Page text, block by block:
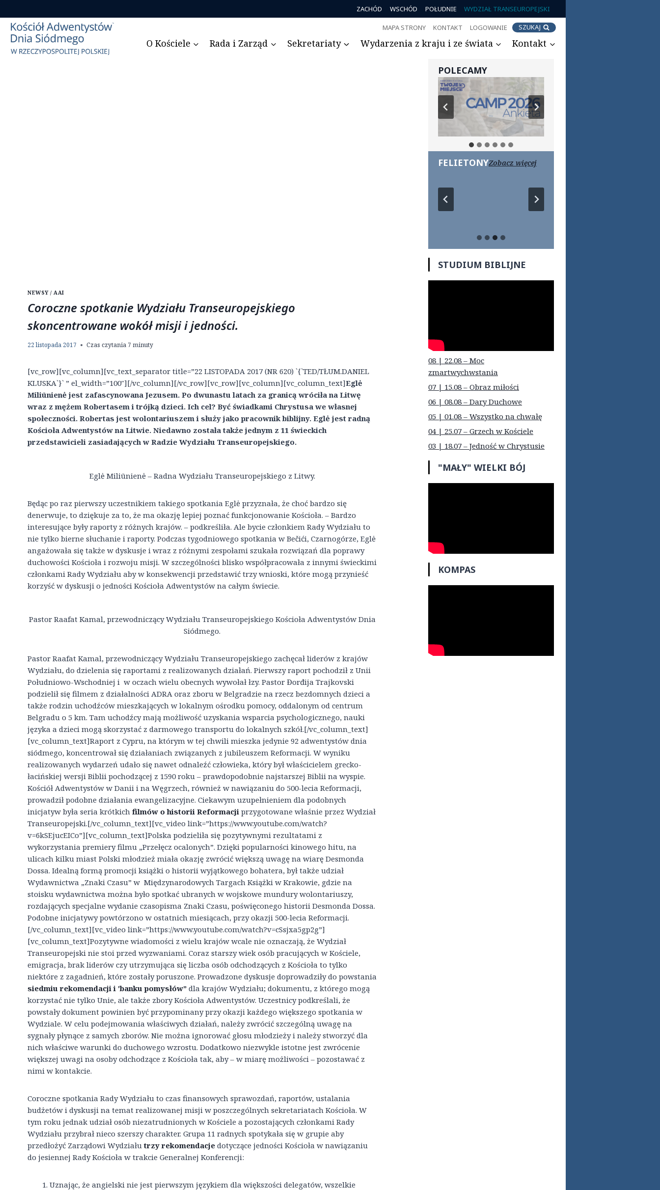
do
treści
ZACHÓD WSCHÓD POŁUDNIE WYDZIAŁ TRANSEUROPEJSKI
MAPA STRONY KONTAKT LOGOWANIE SZUKAJ
O Kościele Rada i Zarząd Sekretariaty Wydarzenia z kraju i ze świata Kontakt
NEWSY / AAI
Coroczne spotkanie Wydziału Transeuropejskiego
skoncentrowane wokół misji i jedności.
22 listopada 2017 Czas czytania 7 minuty
[vc_row][vc_column][vc_text_separator title=”22 LISTOPADA 2017 (NR 620) `{`TED/TŁUM.DANIEL
KLUSKA`}` ” el_width=”100″][/vc_column][/vc_row][vc_row][vc_column][vc_column_text]Eglė
Miliūnienė jest zafascynowana Jezusem. Po dwunastu latach za granicą wróciła na Litwę
wraz z mężem Robertasem i trójką dzieci. Ich cel? Być świadkami Chrystusa we własnej
społeczności. Robertas jest wolontariuszem i służy jako pracownik biblijny. Eglė jest radną
Kościoła Adwentystów na Litwie. Niedawno została także jednym z 11 świeckich
przedstawicieli zasiadających w Radzie Wydziału Transeuropejskiego.
Eglė Miliūnienė – Radna Wydziału Transeuropejskiego z Litwy.
Będąc po raz pierwszy uczestnikiem takiego spotkania Eglė przyznała, że choć bardzo się
denerwuje, to dziękuje za to, że ma okazję lepiej poznać funkcjonowanie Kościoła. – Bardzo
interesujące były raporty z różnych krajów. – podkreśliła. Ale bycie członkiem Rady Wydziału to
nie tylko bierne słuchanie i raporty. Podczas tygodniowego spotkania w Bečići, Czarnogórze, Eglė
angażowała się także w dyskusje i wraz z różnymi zespołami szukała rozwiązań dla poprawy
duchowości Kościoła i rozwoju misji. W szczególności blisko współpracowała z innymi świeckimi
członkami Rady Wydziału aby w konsekwencji przedstawić trzy wnioski, które mogą przynieść
korzyść w dyskusji o jedności Kościoła Adwentystów na całym świecie.
Pastor Raafat Kamal, przewodniczący Wydziału Transeuropejskiego Kościoła Adwentystów Dnia
Siódmego.
Pastor Raafat Kamal, przewodniczący Wydziału Transeuropejskiego zachęcał liderów z krajów
Wydziału, do dzielenia się raportami z realizowanych działań. Pierwszy raport pochodził z Unii
Południowo-Wschodniej i w oczach wielu obecnych wywołał łzy. Pastor Đorđija Trajkovski
podzielił się filmem z działalności ADRA oraz zboru w Belgradzie na rzecz bezdomnych dzieci a
także rodzin uchodźców mieszkających w lokalnym ośrodku pomocy, oddalonym od centrum
Belgradu o 5 km. Tam uchodźcy mają możliwość uzyskania wsparcia psychologicznego, nauki
języka a dzieci mogą skorzystać z darmowego transportu do lokalnych szkół.[/vc_column_text]
[vc_column_text]Raport z Cypru, na którym w tej chwili mieszka jedynie 92 adwentystów dnia
siódmego, koncentrował się działaniach związanych z jubileuszem Reformacji. W wyniku
realizowanych wydarzeń udało się nawet odnaleźć człowieka, który był właścicielem grecko-
łacińskiej wersji Biblii pochodzącej z 1590 roku – prawdopodobnie najstarszej Biblii na wyspie.
Kościół Adwentystów w Danii i na Węgrzech, również w nawiązaniu do 500-lecia Reformacji,
prowadził podobne działania ewangelizacyjne. Ciekawym uzupełnieniem dla podobnych
inicjatyw była seria krótkich filmów o historii Reformacji przygotowane właśnie przez Wydział
Transeuropejski.[/vc_column_text][vc_video link=”https://www.youtube.com/watch?
v=6kSEjucEICo”][vc_column_text]Polska podzieliła się pozytywnymi rezultatami z
wykorzystania premiery filmu „Przełęcz ocalonych”. Dzięki popularności kinowego hitu, na
ulicach kilku miast Polski młodzież miała okazję zwrócić większą uwagę na wiarę Desmonda
Dossa. Idealną formą promocji książki o historii wyjątkowego bohatera, był także udział
Wydawnictwa „Znaki Czasu” w Międzynarodowych Targach Książki w Krakowie, gdzie na
stoisku wydawnictwa można było spotkać ubranych w wojskowe mundury wolontariuszy,
rozdających specjalne wydanie czasopisma Znaki Czasu, poświęconego historii Desmonda Dossa.
Podobne inicjatywy powtórzono w ostatnich miesiącach, przy okazji 500-lecia Reformacji.
[/vc_column_text][vc_video link=”https://www.youtube.com/watch?v=cSsjxa5gp2g”]
[vc_column_text]Pozytywne wiadomości z wielu krajów wcale nie oznaczają, że Wydział
Transeuropejski nie stoi przed wyzwaniami. Coraz starszy wiek osób pracujących w Kościele,
emigracja, brak liderów czy utrzymująca się liczba osób odchodzących z Kościoła to tylko
niektóre z zagadnień, które zostały poruszone. Prowadzone dyskusje doprowadziły do powstania
siedmiu rekomendacji i 'banku pomysłów” dla krajów Wydziału; dokumentu, z którego mogą
korzystać nie tylko Unie, ale także zbory Kościoła Adwentystów. Uczestnicy podkreślali, że
powstały dokument powinien być przypominany przy okazji każdego większego spotkania w
Wydziale. W celu podejmowania właściwych działań, należy zwrócić szczególną uwagę na
sygnały płynące z samych zborów. Nie można ignorować głosu młodzieży i należy stworzyć dla
nich właściwe warunki do duchowego wzrostu. Dodatkowo niezwykle istotne jest zwrócenie
większej uwagi na osoby odchodzące z Kościoła tak, aby – w miarę możliwości – pozostawać z
nimi w kontakcie.
Coroczne spotkania Rady Wydziału to czas finansowych sprawozdań, raportów, ustalania
budżetów i dyskusji na temat realizowanej misji w poszczególnych sekretariatach Kościoła. W
tym roku jednak udział osób niezatrudnionych w Kościele a pozostających członkami Rady
Wydziału przybrał nieco szerszy charakter. Grupa 11 radnych spotykała się w grupie aby
przedłożyć Zarządowi Wydziałutrzy rekomendacje dotyczące jedności Kościoła w nawiązaniu
do jesiennej Rady Kościoła w trakcie Generalnej Konferencji:
1. Uznając, że angielski nie jest pierwszym językiem dla większości delegatów, wszelkie
POLECAMY
FELIETONYZobacz więcej
STUDIUM BIBLIJNE
08 | 22.08 – Moc
zmartwychwstania
07 | 15.08 – Obraz miłości
06 | 08.08 – Dary Duchowe
05 | 01.08 – Wszystko na chwałę
04 | 25.07 – Grzech w Kościele
03 | 18.07 – Jedność w Chrystusie
"MAŁY" WIELKI BÓJ
KOMPAS